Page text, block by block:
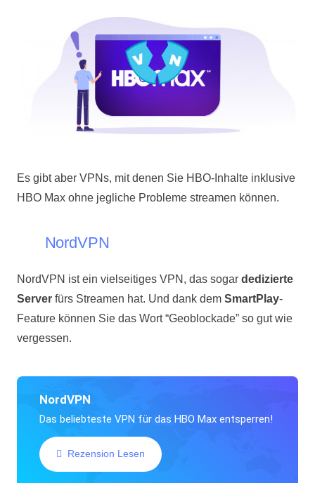
Es gibt aber VPNs, mit denen Sie HBO-Inhalte inklusive
HBO Max ohne jegliche Probleme streamen können.
NordVPN
NordVPN ist ein vielseitiges VPN, das sogar dedizierte
Serverfürs Streamen hat. Und dank dem SmartPlay-
Feature können Sie das Wort “Geoblockade” so gut wie
vergessen.
NordVPN
Das beliebteste VPN für das HBO Max entsperren!
Rezension Lesen